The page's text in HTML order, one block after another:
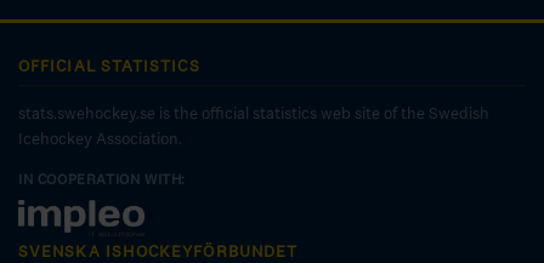
OFFICIAL STATISTICS
stats.swehockey.se is the official statistics web site of the Swedish
Icehockey Association.
IN COOPERATION WITH:
SVENSKA ISHOCKEYFÖRBUNDET